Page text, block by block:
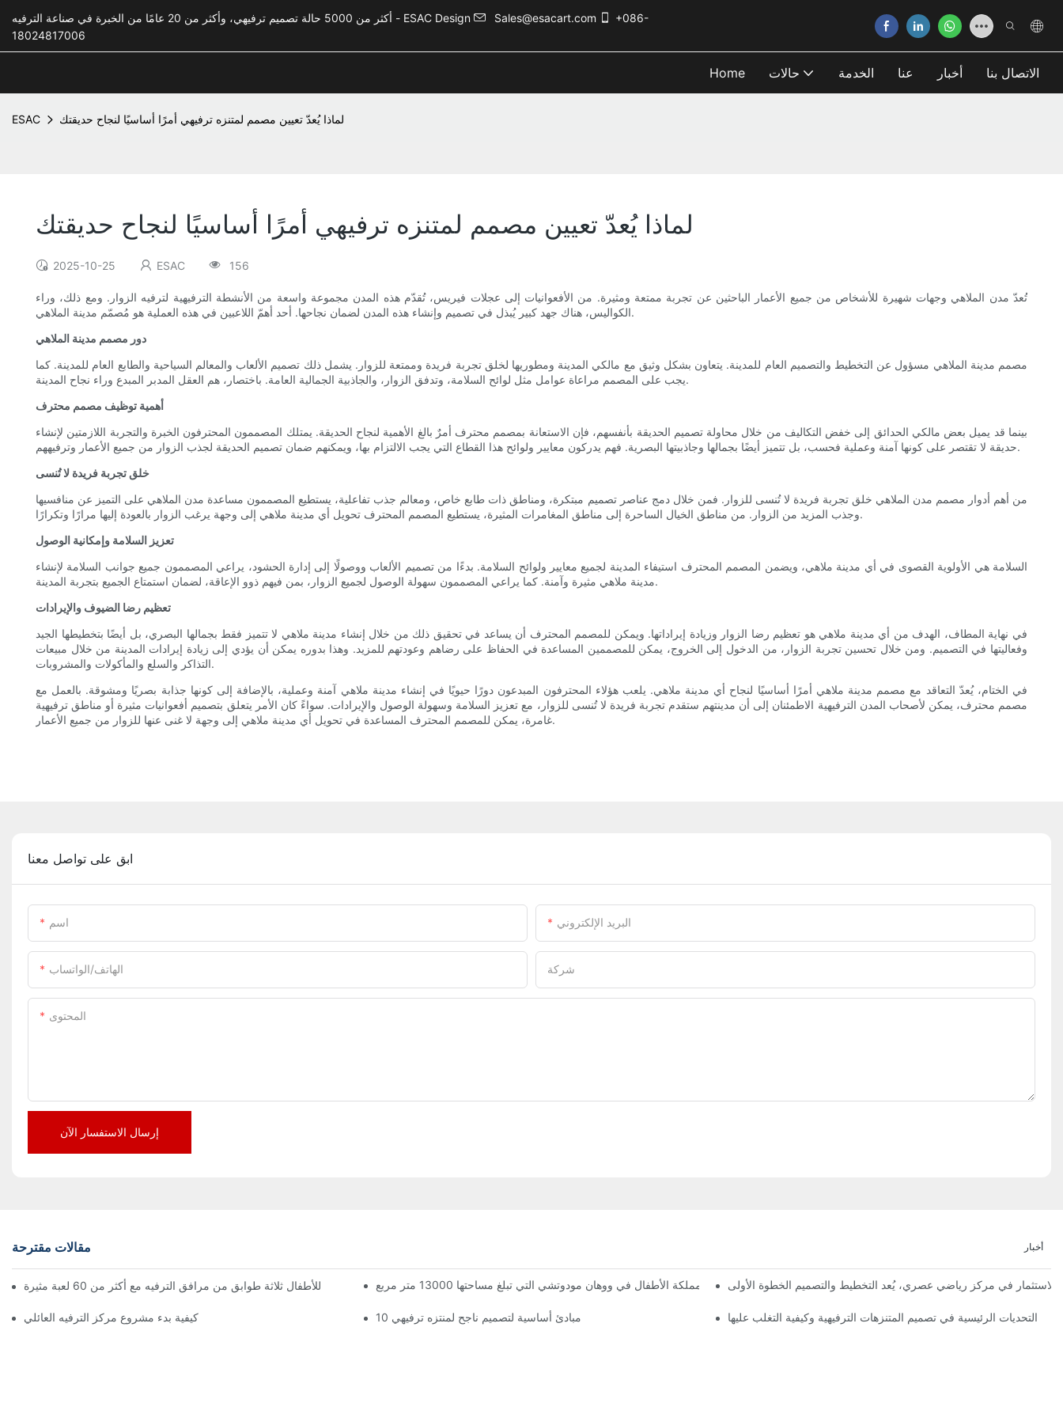
أكثر من 5000 حالة تصميم ترفيهي، وأكثر من 20 عامًا من الخبرة في صناعة الترفيه - ESAC Design Sales@esacart.com
+086-
18024817006
Home حالات الخدمة عنا أخبار الاتصال بنا
ESAC لماذا يُعدّ تعيين مصمم لمتنزه ترفيهي أمرًا أساسيًا لنجاح حديقتك
لماذا يُعدّ تعيين مصمم لمتنزه ترفيهي أمرًا أساسيًا لنجاح حديقتك
2025-10-25 ESAC 156
تُعدّ مدن الملاهي وجهات شهيرة للأشخاص من جميع الأعمار الباحثين عن تجربة ممتعة ومثيرة. من الأفعوانيات إلى عجلات فيريس، تُقدّم هذه المدن مجموعة واسعة من الأنشطة الترفيهية لترفيه الزوار. ومع ذلك، وراء
الكواليس، هناك جهد كبير يُبذل في تصميم وإنشاء هذه المدن لضمان نجاحها. أحد أهمّ اللاعبين في هذه العملية هو مُصمّم مدينة الملاهي.
دور مصمم مدينة الملاهي
مصمم مدينة الملاهي مسؤول عن التخطيط والتصميم العام للمدينة. يتعاون بشكل وثيق مع مالكي المدينة ومطوريها لخلق تجربة فريدة وممتعة للزوار. يشمل ذلك تصميم الألعاب والمعالم السياحية والطابع العام للمدينة. كما
يجب على المصمم مراعاة عوامل مثل لوائح السلامة، وتدفق الزوار، والجاذبية الجمالية العامة. باختصار، هم العقل المدبر المبدع وراء نجاح المدينة.
أهمية توظيف مصمم محترف
بينما قد يميل بعض مالكي الحدائق إلى خفض التكاليف من خلال محاولة تصميم الحديقة بأنفسهم، فإن الاستعانة بمصمم محترف أمرٌ بالغ الأهمية لنجاح الحديقة. يمتلك المصممون المحترفون الخبرة والتجربة اللازمتين لإنشاء
حديقة لا تقتصر على كونها آمنة وعملية فحسب، بل تتميز أيضًا بجمالها وجاذبيتها البصرية. فهم يدركون معايير ولوائح هذا القطاع التي يجب الالتزام بها، ويمكنهم ضمان تصميم الحديقة لجذب الزوار من جميع الأعمار وترفيههم.
خلق تجربة فريدة لا تُنسى
من أهم أدوار مصمم مدن الملاهي خلق تجربة فريدة لا تُنسى للزوار. فمن خلال دمج عناصر تصميم مبتكرة، ومناطق ذات طابع خاص، ومعالم جذب تفاعلية، يستطيع المصممون مساعدة مدن الملاهي على التميز عن منافسيها
وجذب المزيد من الزوار. من مناطق الخيال الساحرة إلى مناطق المغامرات المثيرة، يستطيع المصمم المحترف تحويل أي مدينة ملاهي إلى وجهة يرغب الزوار بالعودة إليها مرارًا وتكرارًا.
تعزيز السلامة وإمكانية الوصول
السلامة هي الأولوية القصوى في أي مدينة ملاهي، ويضمن المصمم المحترف استيفاء المدينة لجميع معايير ولوائح السلامة. بدءًا من تصميم الألعاب ووصولًا إلى إدارة الحشود، يراعي المصممون جميع جوانب السلامة لإنشاء
مدينة ملاهي مثيرة وآمنة. كما يراعي المصممون سهولة الوصول لجميع الزوار، بمن فيهم ذوو الإعاقة، لضمان استمتاع الجميع بتجربة المدينة.
تعظيم رضا الضيوف والإيرادات
في نهاية المطاف، الهدف من أي مدينة ملاهي هو تعظيم رضا الزوار وزيادة إيراداتها. ويمكن للمصمم المحترف أن يساعد في تحقيق ذلك من خلال إنشاء مدينة ملاهي لا تتميز فقط بجمالها البصري، بل أيضًا بتخطيطها الجيد
وفعاليتها في التصميم. ومن خلال تحسين تجربة الزوار، من الدخول إلى الخروج، يمكن للمصممين المساعدة في الحفاظ على رضاهم وعودتهم للمزيد. وهذا بدوره يمكن أن يؤدي إلى زيادة إيرادات المدينة من خلال مبيعات
التذاكر والسلع والمأكولات والمشروبات.
في الختام، يُعدّ التعاقد مع مصمم مدينة ملاهي أمرًا أساسيًا لنجاح أي مدينة ملاهي. يلعب هؤلاء المحترفون المبدعون دورًا حيويًا في إنشاء مدينة ملاهي آمنة وعملية، بالإضافة إلى كونها جذابة بصريًا ومشوقة. بالعمل مع
مصمم محترف، يمكن لأصحاب المدن الترفيهية الاطمئنان إلى أن مدينتهم ستقدم تجربة فريدة لا تُنسى للزوار، مع تعزيز السلامة وسهولة الوصول والإيرادات. سواءً كان الأمر يتعلق بتصميم أفعوانيات مثيرة أو مناطق ترفيهية
غامرة، يمكن للمصمم المحترف المساعدة في تحويل أي مدينة ملاهي إلى وجهة لا غنى عنها للزوار من جميع الأعمار.
ابق على تواصل معنا
اسم البريد الإلكتروني
الهاتف/الواتساب شركة
المحتوى
إرسال الاستفسار الآن
مقالات مقترحة أخبار
لقد وصلت المملكة العملاقة السحرية! تضم مملكة ووهان مودوتشي للأطفال ثلاثة طوابق من مرافق الترفيه مع أكثر من 60 لعبة مثيرة.
إعلان رسمي | نظرة أولى على تصميم ومراحل بناء مملكة الأطفال في ووهان مودوتشي التي تبلغ مساحتها 13000 متر مربع
كيفية بدء مشروع مركز الترفيه العائلي 10 مبادئ أساسية لتصميم ناجح لمنتزه ترفيهي التحديات الرئيسية في تصميم المتنزهات الترفيهية وكيفية التغلب عليها